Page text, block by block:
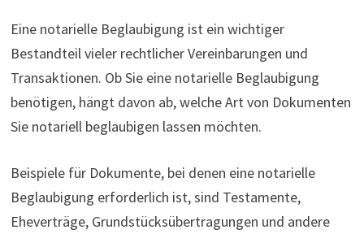
Eine notarielle Beglaubigung ist ein wichtiger
Bestandteil vieler rechtlicher Vereinbarungen und
Transaktionen. Ob Sie eine notarielle Beglaubigung
benötigen, hängt davon ab, welche Art von Dokumenten
Sie notariell beglaubigen lassen möchten.
Beispiele für Dokumente, bei denen eine notarielle
Beglaubigung erforderlich ist, sind Testamente,
Eheverträge, Grundstücksübertragungen und andere